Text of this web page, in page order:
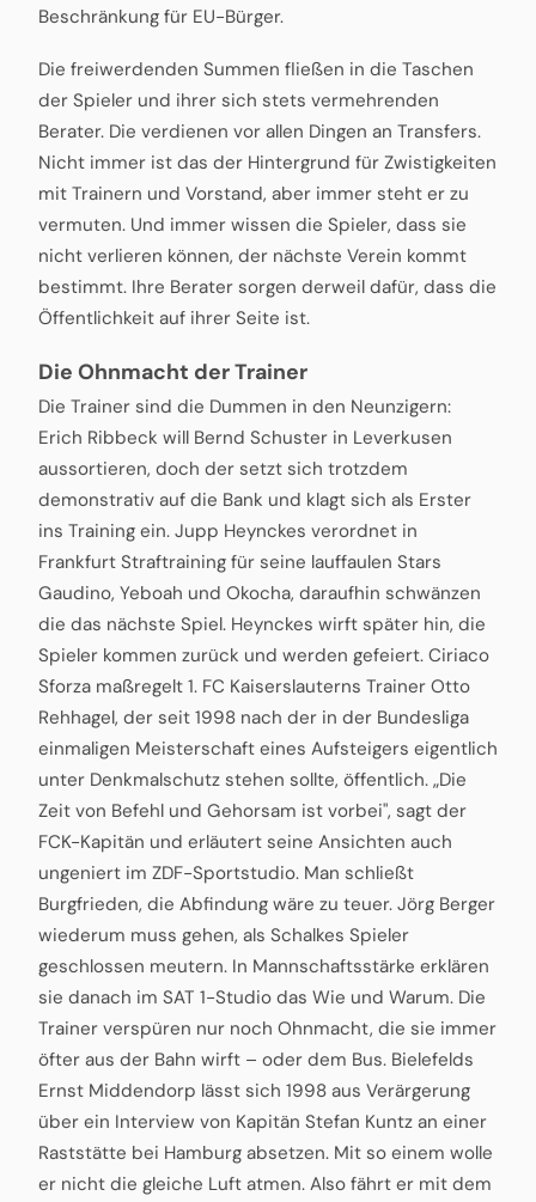
Beschränkung für EU-Bürger.
Die freiwerdenden Summen fließen in die Taschen
der Spieler und ihrer sich stets vermehrenden
Berater. Die verdienen vor allen Dingen an Transfers.
Nicht immer ist das der Hintergrund für Zwistigkeiten
mit Trainern und Vorstand, aber immer steht er zu
vermuten. Und immer wissen die Spieler, dass sie
nicht verlieren können, der nächste Verein kommt
bestimmt. Ihre Berater sorgen derweil dafür, dass die
Öffentlichkeit auf ihrer Seite ist.
Die Ohnmacht der Trainer
Die Trainer sind die Dummen in den Neunzigern:
Erich Ribbeck will Bernd Schuster in Leverkusen
aussortieren, doch der setzt sich trotzdem
demonstrativ auf die Bank und klagt sich als Erster
ins Training ein. Jupp Heynckes verordnet in
Frankfurt Straftraining für seine lauffaulen Stars
Gaudino, Yeboah und Okocha, daraufhin schwänzen
die das nächste Spiel. Heynckes wirft später hin, die
Spieler kommen zurück und werden gefeiert. Ciriaco
Sforza maßregelt 1. FC Kaiserslauterns Trainer Otto
Rehhagel, der seit 1998 nach der in der Bundesliga
einmaligen Meisterschaft eines Aufsteigers eigentlich
unter Denkmalschutz stehen sollte, öffentlich. „Die
Zeit von Befehl und Gehorsam ist vorbei", sagt der
FCK-Kapitän und erläutert seine Ansichten auch
ungeniert im ZDF-Sportstudio. Man schließt
Burgfrieden, die Abfindung wäre zu teuer. Jörg Berger
wiederum muss gehen, als Schalkes Spieler
geschlossen meutern. In Mannschaftsstärke erklären
sie danach im SAT 1-Studio das Wie und Warum. Die
Trainer verspüren nur noch Ohnmacht, die sie immer
öfter aus der Bahn wirft – oder dem Bus. Bielefelds
Ernst Middendorp lässt sich 1998 aus Verärgerung
über ein Interview von Kapitän Stefan Kuntz an einer
Raststätte bei Hamburg absetzen. Mit so einem wolle
er nicht die gleiche Luft atmen. Also fährt er mit dem